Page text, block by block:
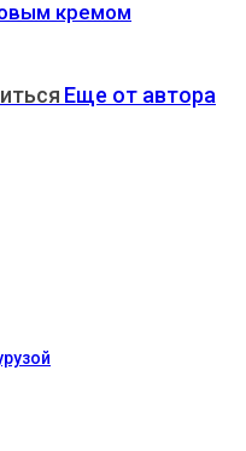
кремом
Еще от автора